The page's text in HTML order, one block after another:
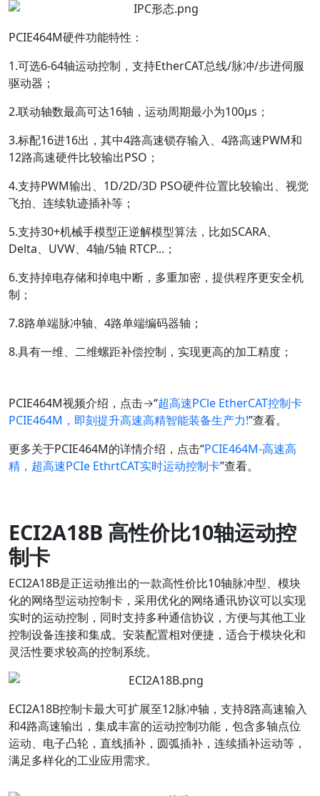
PCIE464M硬件功能特性：
1.可选6-64轴运动控制，支持EtherCAT总线/脉冲/步进伺服
驱动器；
2.联动轴数最高可达16轴，运动周期最小为100μs；
3.标配16进16出，其中4路高速锁存输入、4路高速PWM和
12路高速硬件比较输出PSO；
4.支持PWM输出、1D/2D/3D PSO硬件位置比较输出、视觉
飞拍、连续轨迹插补等；
5.支持30+机械手模型正逆解模型算法，比如SCARA、
Delta、UVW、4轴/5轴 RTCP...；
6.支持掉电存储和掉电中断，多重加密，提供程序更安全机
制；
7.8路单端脉冲轴、4路单端编码器轴；
8.具有一维、二维螺距补偿控制，实现更高的加工精度；
PCIE464M视频介绍，点击→“超高速PCle EtherCAT控制卡
PCIE464M，即刻提升高速高精智能装备生产力!”查看。
更多关于PCIE464M的详情介绍，点击“PCIE464M-高速高
精，超高速PCIe EthrtCAT实时运动控制卡”查看。
ECI2A18B 高性价比10轴运动控
制卡
ECI2A18B是正运动推出的一款高性价比10轴脉冲型、模块
化的网络型运动控制卡，采用优化的网络通讯协议可以实现
实时的运动控制，同时支持多种通信协议，方便与其他工业
控制设备连接和集成。安装配置相对便捷，适合于模块化和
灵活性要求较高的控制系统。
ECI2A18B控制卡最大可扩展至12脉冲轴，支持8路高速输入
和4路高速输出，集成丰富的运动控制功能，包含多轴点位
运动、电子凸轮，直线插补，圆弧插补，连续插补运动等，
满足多样化的工业应用需求。